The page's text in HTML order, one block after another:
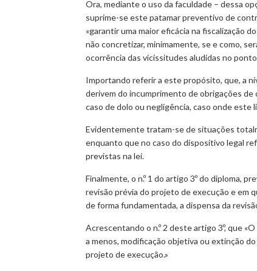
Ora, mediante o uso da faculdade – dessa
suprime-se este patamar preventivo de
«garantir uma maior eficácia na fiscalização
não concretizar, minimamente, se e como,
ocorrência das vicissitudes aludidas no
Importando referir a este propósito, que, a
derivem do incumprimento de obrigações
caso de dolo ou negligência, caso onde este
Evidentemente tratam-se de situações
enquanto que no caso do dispositivo legal
previstas na lei.
Finalmente, o n.º 1 do artigo 3º do diploma,
revisão prévia do projeto de execução e em
de forma fundamentada, a dispensa da
Acrescentando o n.º 2 deste artigo 3º, que
a menos, modificação objetiva ou extinção
projeto de execução.»